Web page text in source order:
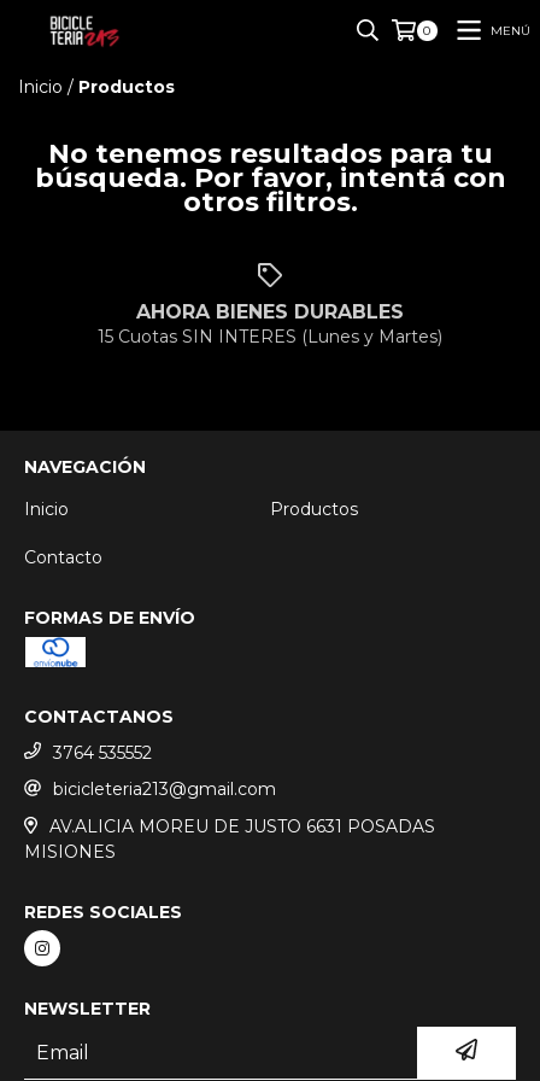
0 MENÚ
Inicio / Productos
No tenemos resultados para tu
búsqueda. Por favor, intentá con
otros filtros.
AHORA BIENES DURABLES
15 Cuotas SIN INTERES (Lunes y Martes)
NAVEGACIÓN
Inicio
Productos
Contacto
FORMAS DE ENVÍO
CONTACTANOS
3764 535552
bicicleteria213@gmail.com
AV.ALICIA MOREU DE JUSTO 6631 POSADAS
MISIONES
REDES SOCIALES
NEWSLETTER